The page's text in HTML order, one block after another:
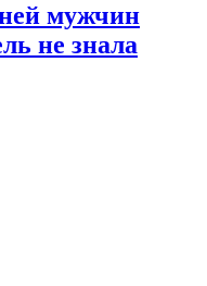
мужчин
не знала